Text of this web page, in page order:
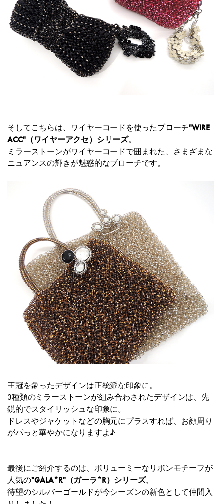
そしてこちらは、ワイヤーコードを使ったブローチ"WIRE
ACC"（ワイヤーアクセ）シリーズ。
ミラーストーンがワイヤーコードで囲まれた、さまざまな
ニュアンスの輝きが魅惑的なブローチです。
王冠を象ったデザインは正統派な印象に。
3種類のミラーストーンが組み合わされたデザインは、先
鋭的でスタイリッシュな印象に。
ドレスやジャケットなどの胸元にプラスすれば、お顔周り
がパっと華やかになりますよ♪
最後にご紹介するのは、ボリューミーなリボンモチーフが
人気の"GALA*R"（ガーラ*R）シリーズ。
待望のシルバーゴールドが今シーズンの新色として仲間入